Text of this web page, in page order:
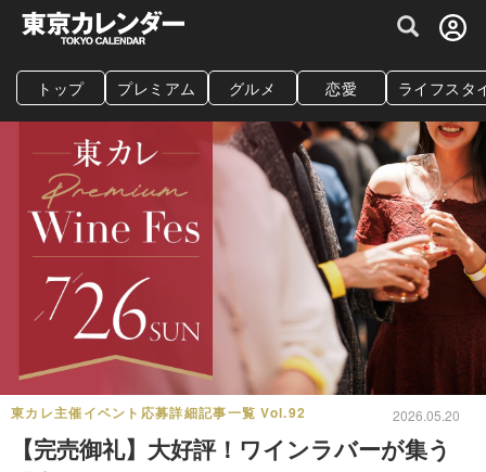
グルメ情報・プレミアムレストラン予約
トップ プレミアム グルメ 恋愛 ライフスタ
東カレ主催イベント応募詳細記事一覧 Vol.92 2026.05.20
【完売御礼】大好評！ワインラバーが集う